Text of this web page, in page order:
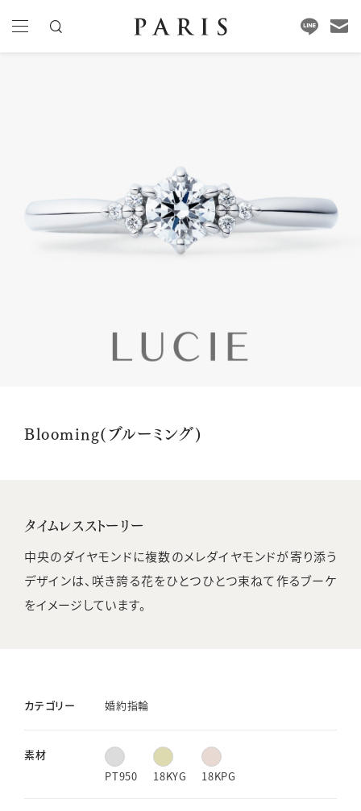
Blooming(ブルーミング)
タイムレスストーリー
中央のダイヤモンドに複数のメレダイヤモンドが寄り添う
デザインは、咲き誇る花をひとつひとつ束ねて作るブーケ
をイメージしています。
カテゴリー 婚約指輪
素材
PT950
18KYG 18KPG